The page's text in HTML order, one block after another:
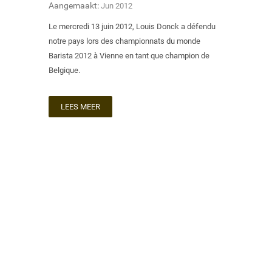
Aangemaakt: Jun 2012
Le mercredi 13 juin 2012, Louis Donck a défendu
notre pays lors des championnats du monde
Barista 2012 à Vienne en tant que champion de
Belgique.
LEES MEER